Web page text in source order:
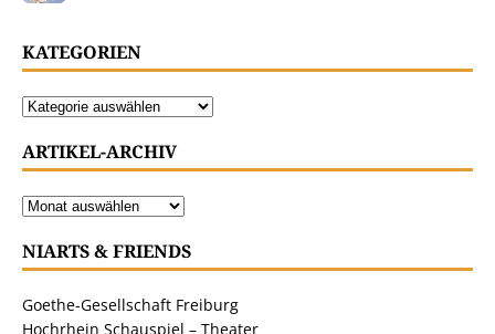
KATEGORIEN
ARTIKEL-ARCHIV
NIARTS & FRIENDS
Goethe-Gesellschaft Freiburg
Hochrhein Schauspiel – Theater